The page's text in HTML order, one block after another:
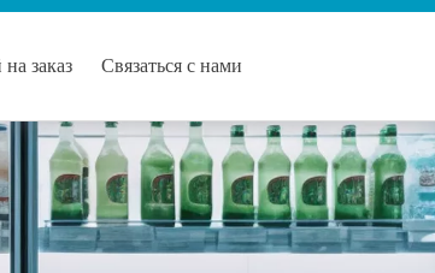
заказ Связаться с нами